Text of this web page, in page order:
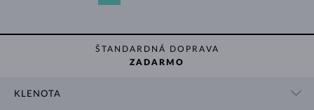
ŠTANDARDNÁ DOPRAVA
ZADARMO
KLENOTA